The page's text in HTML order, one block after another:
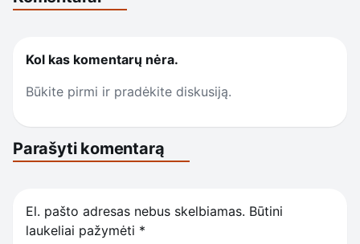
Kol kas komentarų nėra.
Būkite pirmi ir pradėkite diskusiją.
Parašyti komentarą
El. pašto adresas nebus skelbiamas. Būtini
laukeliai pažymėti *